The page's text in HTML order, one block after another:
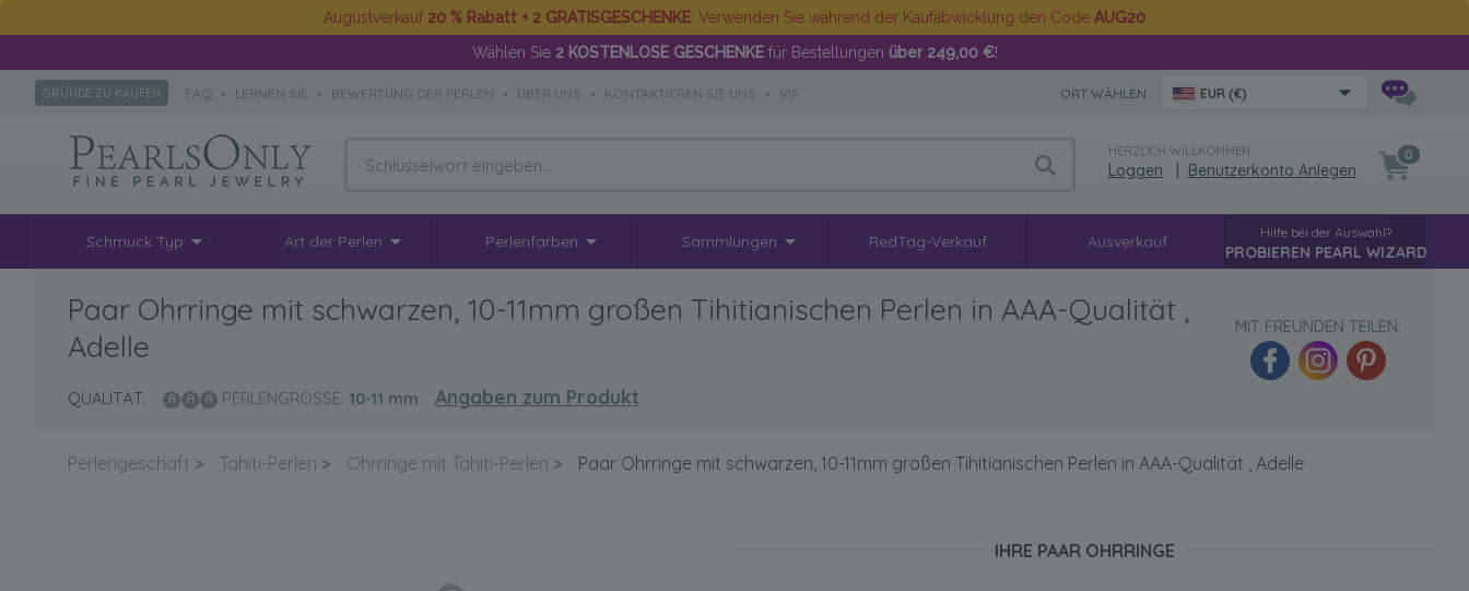
Augustverkauf 20 % Rabatt + 2 GRATISGESCHENKE . Verwenden Sie während der Kaufabwicklung den Code AUG20
Wählen Sie 2 KOSTENLOSE GESCHENKEfür Bestellungen über 249,00 €!
GRÜNDE ZU KAUFEN FAQ • LERNEN SIE • BEWERTUNG DER PERLEN • ÜBER UNS • KONTAKTIEREN SIE UNS • VIP ORT WÄHLEN: EUR (€)
HERZLICH WILLKOMMEN
Loggen Benutzerkonto Anlegen
0
Schmuck Typ Art der Perlen Perlenfarben Sammlungen RedTag-Verkauf Ausverkauf Hilfe bei der Auswahl?
PROBIEREN PEARL WIZARD
Paar Ohrringe mit schwarzen, 10-11mm großen Tihitianischen Perlen in AAA-Qualität ,
Adelle
QUALITÄT: PERLENGRÖSSE: 10-11 mm Angaben zum Produkt
MIT FREUNDEN TEILEN:
Perlengeschäft > Tahiti-Perlen > Ohrringe mit Tahiti-Perlen > Paar Ohrringe mit schwarzen, 10-11mm großen Tihitianischen Perlen in AAA-Qualität , Adelle
IHRE PAAR OHRRINGE